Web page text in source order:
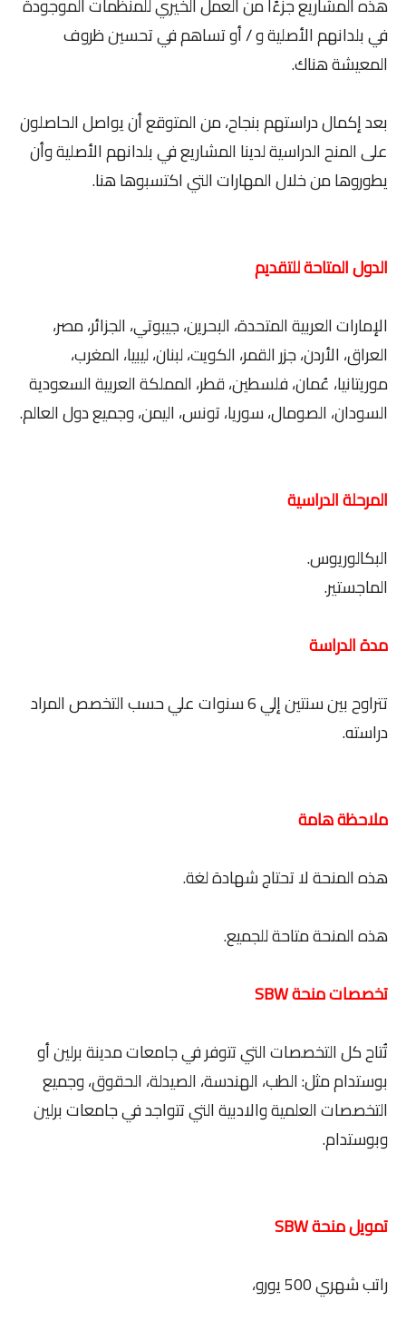
في بلدانهم الأصلية و / أو تساهم في تحسين ظروف
المعيشة هناك.
بعد إكمال دراستهم بنجاح، من المتوقع أن يواصل الحاصلون
على المنح الدراسية لدينا المشاريع في بلدانهم الأصلية وأن
يطوروها من خلال المهارات التي اكتسبوها هنا.
الدول المتاحة للتقديم
الإمارات العربية المتحدة، البحرين، جيبوتي، الجزائر، مصر،
العراق، الأردن، جزر القمر، الكويت، لبنان، ليبيا، المغرب،
موريتانيا، عُمان، فلسطين، قطر، المملكة العربية السعودية
السودان، الصومال، سوريا، تونس، اليمن، وجميع دول العالم.
المرحلة الدراسية
البكالوريوس.
الماجستير.
مدة الدراسة
تتراوح بين سنتين إلي 6 سنوات علي حسب التخصص المراد
دراسته.
ملاحظة هامة
هذه المنحة لا تحتاج شهادة لغة.
هذه المنحة متاحة للجميع.
تخصصات منحة SBW
تُتاح كل التخصصات التي تتوفر في جامعات مدينة برلين أو
بوستدام مثل: الطب، الهندسة، الصيدلة، الحقوق، وجميع
التخصصات العلمية والادبية التي تتواجد في جامعات برلين
وبوستدام.
تمويل منحة SBW
راتب شهري 500 يورو،